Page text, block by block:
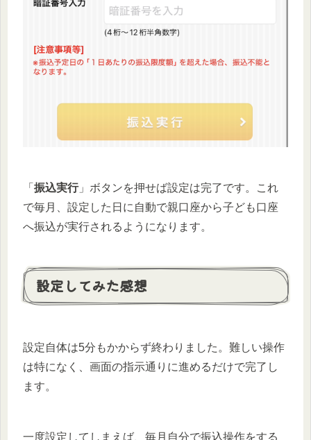
「 振込実行」ボタンを押せば設定は完了です。これ
で毎月、設定した日に自動で親口座から子ども口座
へ振込が実行されるようになります。
設定してみた感想
設定自体は5分もかからず終わりました。難しい操作
は特になく、画面の指示通りに進めるだけで完了し
ます。
一度設定してしまえば、毎月自分で振込操作をする